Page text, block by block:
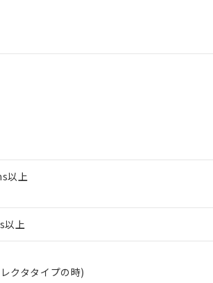
以上
以上
クタタイプの時)